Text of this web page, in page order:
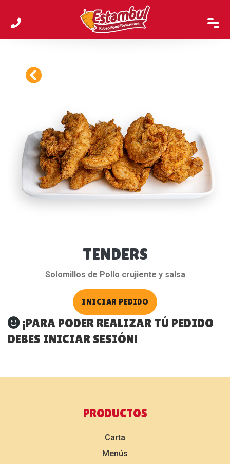
TENDERS
Solomillos de Pollo crujiente y salsa
INICIAR PEDIDO
¡PARA PODER REALIZAR TÚ PEDIDO
DEBES INICIAR SESIÓN!
PRODUCTOS
Carta
Menús